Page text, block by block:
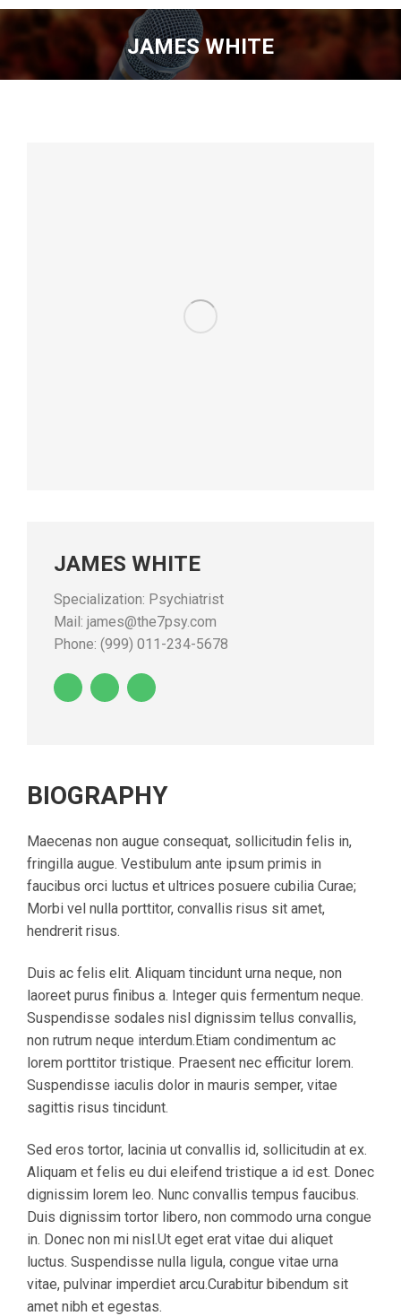
JAMES WHITE
You are here:
JAMES WHITE
Specialization: Psychiatrist
Mail: james@the7psy.com
Phone: (999) 011-234-5678
BIOGRAPHY
Maecenas non augue consequat, sollicitudin felis in,
fringilla augue. Vestibulum ante ipsum primis in
faucibus orci luctus et ultrices posuere cubilia Curae;
Morbi vel nulla porttitor, convallis risus sit amet,
hendrerit risus.
Duis ac felis elit. Aliquam tincidunt urna neque, non
laoreet purus finibus a. Integer quis fermentum neque.
Suspendisse sodales nisl dignissim tellus convallis,
non rutrum neque interdum.Etiam condimentum ac
lorem porttitor tristique. Praesent nec efficitur lorem.
Suspendisse iaculis dolor in mauris semper, vitae
sagittis risus tincidunt.
Sed eros tortor, lacinia ut convallis id, sollicitudin at ex.
Aliquam et felis eu dui eleifend tristique a id est. Donec
dignissim lorem leo. Nunc convallis tempus faucibus.
Duis dignissim tortor libero, non commodo urna congue
in. Donec non mi nisl.Ut eget erat vitae dui aliquet
luctus. Suspendisse nulla ligula, congue vitae urna
vitae, pulvinar imperdiet arcu.Curabitur bibendum sit
amet nibh et egestas.